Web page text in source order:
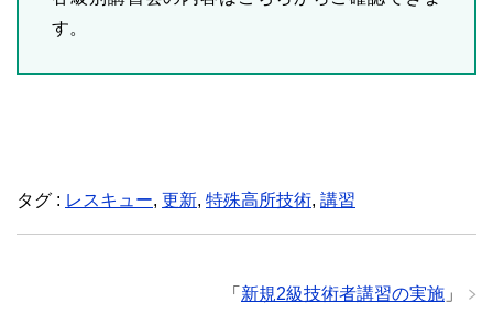
す。
タグ : レスキュー, 更新, 特殊高所技術, 講習
「 新規2級技術者講習の実施 」